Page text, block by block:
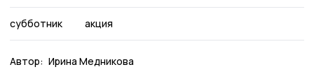
субботник акция
Автор: Ирина Медникова